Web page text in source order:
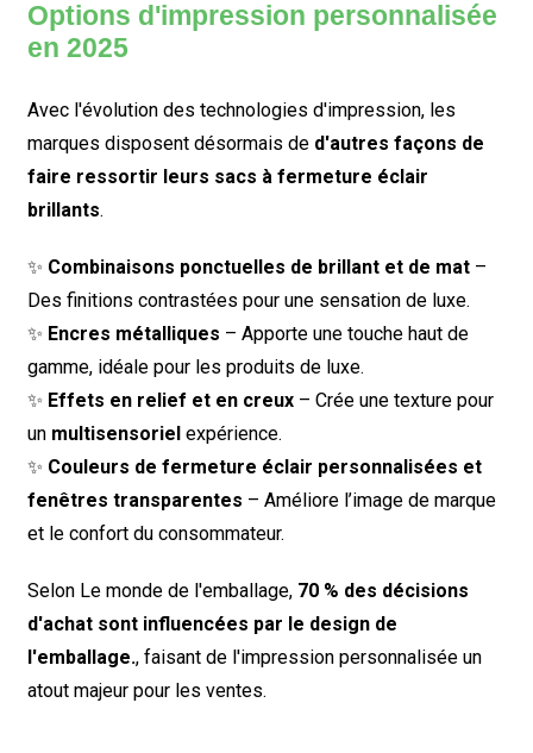
Options d'impression personnalisée
en 2025
Avec l'évolution des technologies d'impression, les
marques disposent désormais de d'autres façons de
faire ressortir leurs sacs à fermeture éclair
brillants.
✨ Combinaisons ponctuelles de brillant et de mat–
Des finitions contrastées pour une sensation de luxe.
✨ Encres métalliques – Apporte une touche haut de
gamme, idéale pour les produits de luxe.
✨ Effets en relief et en creux– Crée une texture pour
un multisensorielexpérience.
✨ Couleurs de fermeture éclair personnalisées et
fenêtres transparentes – Améliore l’image de marque
et le confort du consommateur.
Selon Le monde de l'emballage, 70 % des décisions
d'achat sont influencées par le design de
l'emballage., faisant de l'impression personnalisée un
atout majeur pour les ventes.